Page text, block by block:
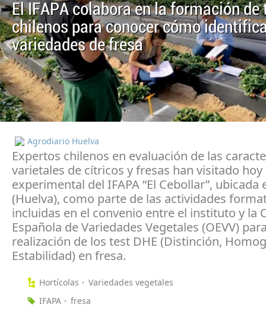
El IFAPA colabora en la formación de
chilenos para conocer cómo
variedades de fresa
Agrodiario Huelva
Expertos chilenos en evaluación de las
varietales de cítricos y fresas han visitado hoy
experimental del IFAPA “El Cebollar”, ubicada
(Huelva), como parte de las actividades
incluidas en el convenio entre el instituto y la
Española de Variedades Vegetales (OEVV)
realización de los test DHE (Distinción,
Estabilidad) en fresa.
Hortícolas
Variedades vegetales
IFAPA
fresa